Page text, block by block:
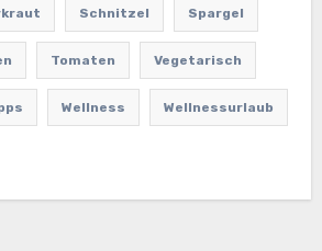
Schnitzel Spargel
Tomaten Vegetarisch
Wellness Wellnessurlaub